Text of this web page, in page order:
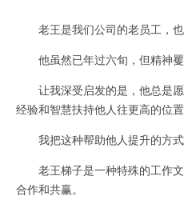
老王是我们公司的老员工，也
他虽然已年过六旬，但精神矍
让我深受启发的是，他总是愿
经验和智慧扶持他人往更高的位置
我把这种帮助他人提升的方式
老王梯子是一种特殊的工作文
合作和共赢。